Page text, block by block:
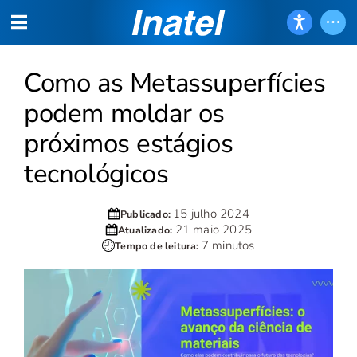
Como as Metassuperfícies
podem moldar os
próximos estágios
tecnológicos
Publicado: 15 julho 2024
Atualizado: 21 maio 2025
Tempo de leitura: 7 minutos